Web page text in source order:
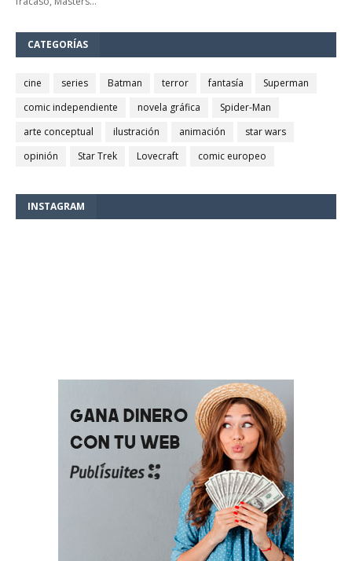
CATEGORÍAS
cine series Batman terror fantasía
Superman
comic independiente
novela gráfica
Spider-Man
arte conceptual
ilustración animación
star wars
opinión
Star Trek Lovecraft comic europeo
INSTAGRAM